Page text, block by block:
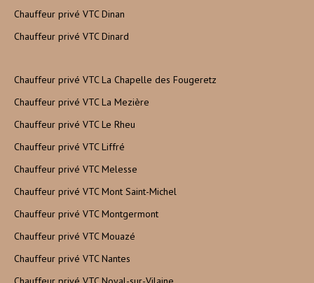
Chauffeur privé VTC Dinan
Chauffeur privé VTC Dinard
Chauffeur privé VTC La Chapelle des Fougeretz
Chauffeur privé VTC La Mezière
Chauffeur privé VTC Le Rheu
Chauffeur privé VTC Liffré
Chauffeur privé VTC Melesse
Chauffeur privé VTC Mont Saint-Michel
Chauffeur privé VTC Montgermont
Chauffeur privé VTC Mouazé
Chauffeur privé VTC Nantes